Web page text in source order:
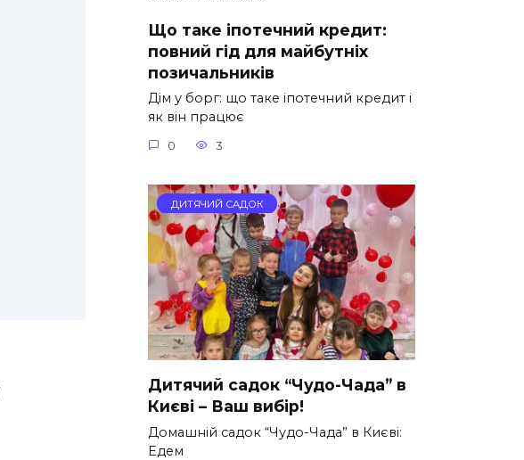
Що таке іпотечний кредит:
повний гід для майбутніх
позичальників
Дім у борг: що таке іпотечний кредит і
як він працює
0 3
ДИТЯЧИЙ САДОК
Дитячий садок “Чудо-Чада” в
Києві – Ваш вибір!
Домашній садок “Чудо-Чада” в Києві:
Едем